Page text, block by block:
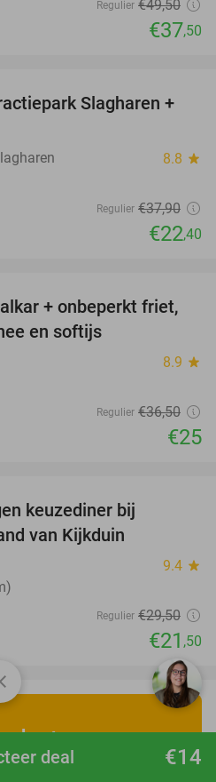
€14
deal
Regulier €49,50
€37,50
41%
Slagharen +
8.8 star
Regulier €37,90
€22,40
32%
+ onbeperkt friet,
en softijs
8.9 star
Regulier €36,50
€25
keuzediner bij
van Kijkduin
9.4 star
Regulier €29,50
€21 ,50